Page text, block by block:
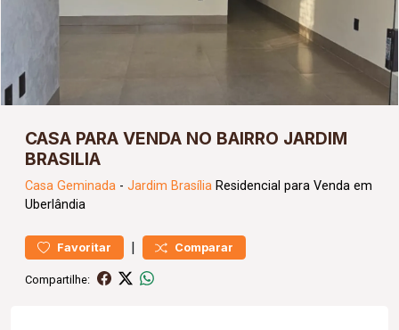
CASA PARA VENDA NO BAIRRO JARDIM
BRASILIA
Casa Geminada - Jardim Brasília Residencial para Venda em
Uberlândia
Favoritar | Comparar
Compartilhe: